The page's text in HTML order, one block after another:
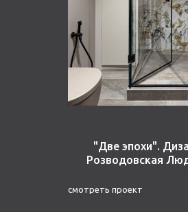
"Две эпохи".
Розводовская
смотреть проект